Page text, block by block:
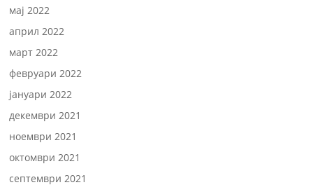
мај 2022
април 2022
март 2022
февруари 2022
јануари 2022
декември 2021
ноември 2021
октомври 2021
септември 2021